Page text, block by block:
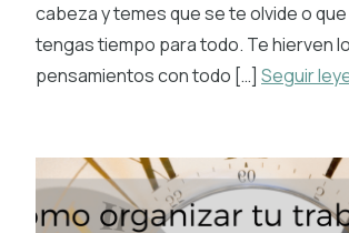
cabeza y temes que se te olvide o
tengas tiempo para todo. Te hierven
pensamientos con todo […] Seguir